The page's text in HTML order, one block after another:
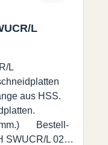
L
L
aus HSS.
Bestell-